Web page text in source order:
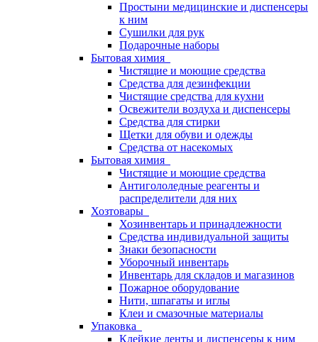
Простыни медицинские и диспенсеры
к ним
Сушилки для рук
Подарочные наборы
Бытовая химия
Чистящие и моющие средства
Средства для дезинфекции
Чистящие средства для кухни
Освежители воздуха и диспенсеры
Средства для стирки
Щетки для обуви и одежды
Средства от насекомых
Бытовая химия
Чистящие и моющие средства
Антигололедные реагенты и
распределители для них
Хозтовары
Хозинвентарь и принадлежности
Средства индивидуальной защиты
Знаки безопасности
Уборочный инвентарь
Инвентарь для складов и магазинов
Пожарное оборудование
Нити, шпагаты и иглы
Клеи и смазочные материалы
Упаковка
Клейкие ленты и диспенсеры к ним